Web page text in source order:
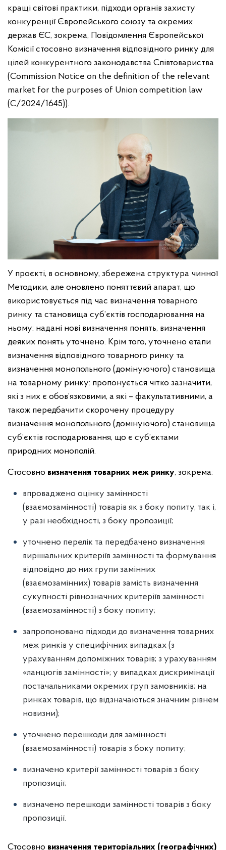
кращі світові практики, підходи органів захисту
конкуренції Європейського союзу та окремих
держав ЄС, зокрема, Повідомлення Європейської
Комісії стосовно визначення відповідного ринку для
цілей конкурентного законодавства Співтовариства
(Commission Notice on the definition of the relevant
market for the purposes of Union competition law
(С/2024/1645)).
У проєкті, в основному, збережена структура чинної
Методики, але оновлено поняттєвий апарат, що
використовується під час визначення товарного
ринку та становища суб’єктів господарювання на
ньому: надані нові визначення понять, визначення
деяких понять уточнено. Крім того, уточнено етапи
визначення відповідного товарного ринку та
визначення монопольного (домінуючого) становища
на товарному ринку: пропонується чітко зазначити,
які з них є обов’язковими, а які – факультативними, а
також передбачити скорочену процедуру
визначення монопольного (домінуючого) становища
суб’єктів господарювання, що є суб’єктами
природних монополій.
Стосовно визначення товарних меж ринку, зокрема:
впроваджено оцінку замінності
(взаємозамінності) товарів як з боку попиту, так і,
у разі необхідності, з боку пропозиції;
уточнено перелік та передбачено визначення
вирішальних критеріїв замінності та формування
відповідно до них групи замінних
(взаємозамінних) товарів замість визначення
сукупності рівнозначних критеріїв замінності
(взаємозамінності) з боку попиту;
запропоновано підходи до визначення товарних
меж ринків у специфічних випадках (з
урахуванням допоміжних товарів; з урахуванням
«ланцюгів замінності»; у випадках дискримінації
постачальниками окремих груп замовників; на
ринках товарів, що відзначаються значним рівнем
новизни);
уточнено перешкоди для замінності
(взаємозамінності) товарів з боку попиту;
визначено критерії замінності товарів з боку
пропозиції;
визначено перешкоди замінності товарів з боку
пропозиції.
Стосовно визначення територіальних (географічних)